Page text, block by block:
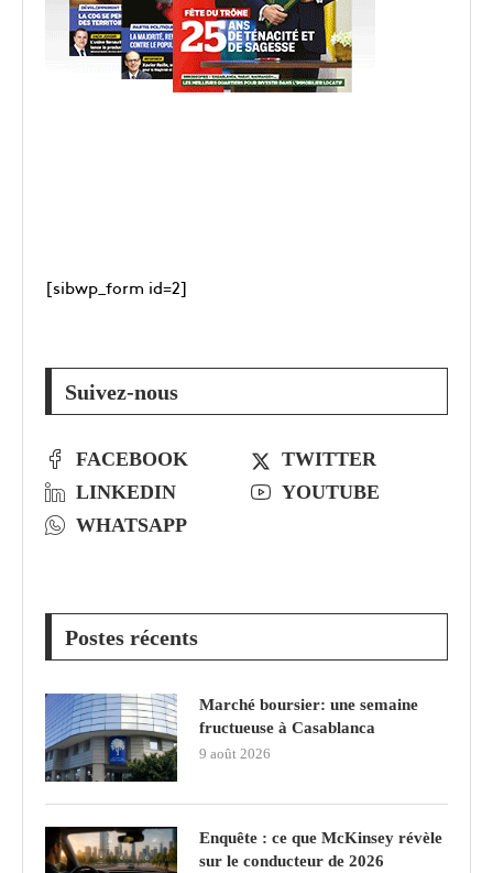
[sibwp_form id=2]
Suivez-nous
FACEBOOK
TWITTER
LINKEDIN
YOUTUBE
WHATSAPP
Postes récents
Marché boursier: une semaine
fructueuse à Casablanca
9 août 2026
Enquête : ce que McKinsey révèle
sur le conducteur de 2026